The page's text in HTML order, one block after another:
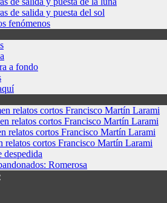
de salida y puesta del sol
fenómenos
a fondo
relatos cortos Francisco Martín Larami
relatos cortos Francisco Martín Larami
relatos cortos Francisco Martín Larami
relatos cortos Francisco Martín Larami
despedida
Romerosa